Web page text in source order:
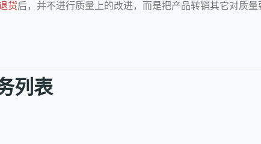
货后，并不进行质量上的改进，而是把产品转销其它对质
列表